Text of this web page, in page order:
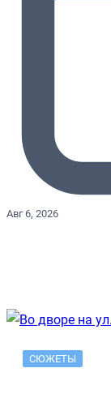
Авг 6, 2026
СЮЖЕТЫ